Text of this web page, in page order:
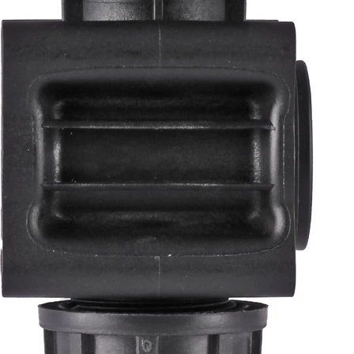
Twoje zamówienia
GWARANCJA I SERWIS
Gwarancja i serwis
Reklamacje i zwroty
Współpraca
Agroplast Marcin
Łopąg
ul. Lubelska 24
22-107 Sawin
sklep@agroplast.pl